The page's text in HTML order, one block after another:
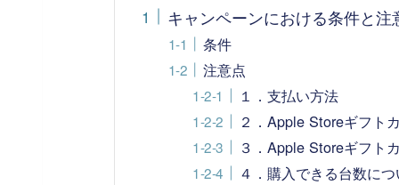
キャンペーンにおける条件と注
条件
注意点
１．支払い方法
２．Apple Storeギフト
３．Apple Storeギフト
４．購入できる台数に